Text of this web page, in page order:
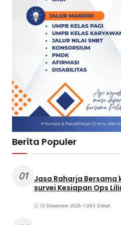
Berita Populer
01
Jasa Raharja
survei Kesiapan Ops
13 Desember 2025•1.093 Dilihat